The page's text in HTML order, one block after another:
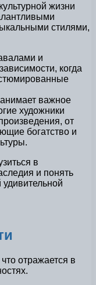
жизни
стилями,
и
когда
важное
художники
от
богатство и
в
и понять
отражается в